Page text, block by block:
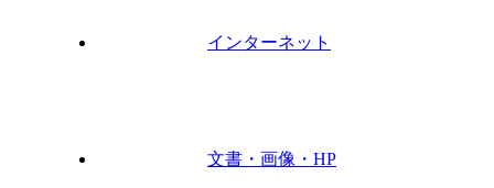
インターネット
文書・画像・HP